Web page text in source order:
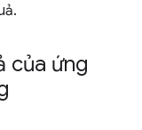
của ứng